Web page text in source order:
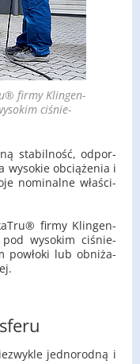
firmy Klin­gen­
ci­śnie­
sta­bil­ność, od­por­
wy­so­kie ob­cią­że­nia i
no­mi­nal­ne wła­ści­
firmy Klin­gen­
wy­so­kim ci­śnie­
po­wło­ki lub ob­ni­ża­
jed­no­rod­ną i